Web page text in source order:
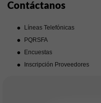
Contáctanos
Líneas Telefónicas
PQRSFA
Encuestas
Inscripción Proveedores